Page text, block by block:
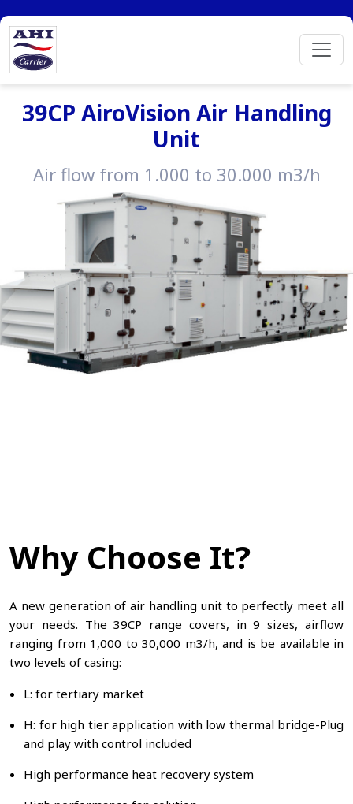
39CP AiroVision Air Handling
Unit
Air flow from 1.000 to 30.000 m3/h
Why Choose It?
A new generation of air handling unit to perfectly meet all
your needs. The 39CP range covers, in 9 sizes, airflow
ranging from 1,000 to 30,000 m3/h, and is be available in
two levels of casing:
L: for tertiary market
H: for high tier application with low thermal bridge-Plug
and play with control included
High performance heat recovery system